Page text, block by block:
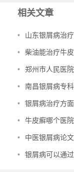
相关文章
• 山东银屑病治
• 柴油能治疗牛
• 郑州市人民医
• 南昌银屑病专
• 银屑病治疗方
• 牛皮癣哪个医
• 中医银屑病论
• 银屑病可以通过